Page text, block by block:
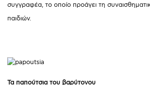
συγγραφέα, το οποίο προάγει τη
παιδιών.
Τα παπούτσια του βαρύτονου